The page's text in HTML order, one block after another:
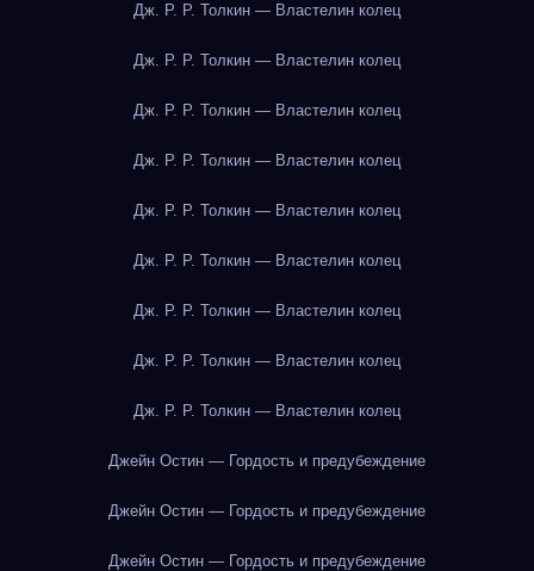
Дж. Р. Р. Толкин — Властелин колец
Дж. Р. Р. Толкин — Властелин колец
Дж. Р. Р. Толкин — Властелин колец
Дж. Р. Р. Толкин — Властелин колец
Дж. Р. Р. Толкин — Властелин колец
Дж. Р. Р. Толкин — Властелин колец
Дж. Р. Р. Толкин — Властелин колец
Дж. Р. Р. Толкин — Властелин колец
Дж. Р. Р. Толкин — Властелин колец
Джейн Остин — Гордость и предубеждение
Джейн Остин — Гордость и предубеждение
Джейн Остин — Гордость и предубеждение